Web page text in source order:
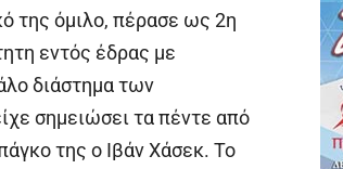
της όμιλο, πέρασε ως 2η
εντός έδρας με
διάστημα των
σημειώσει τα πέντε από
της ο Ιβάν Χάσεκ. Το